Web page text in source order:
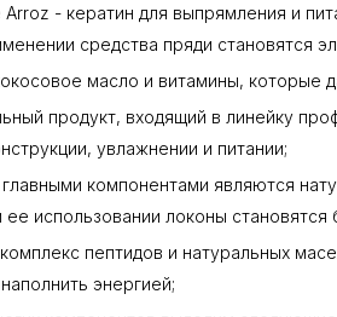
- кератин для выпрямления и
средства пряди становятся
масло и витамины,
продукт, входящий в линейку
увлажнении и питании;
компонентами являются
использовании локоны становятся
пептидов и натуральных
энергией;